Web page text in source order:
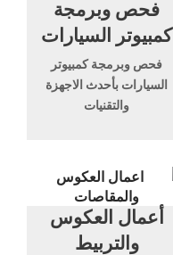
فحص وبرمجة
كمبيوتر السيارات
فحص وبرمجة كمبيوتر
السيارات بأحدث الاجهزة
والتقنيات
أعمال العكوس
والتربيط